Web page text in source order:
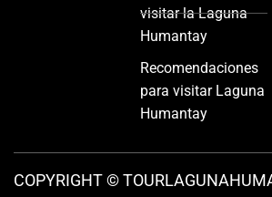
visitar la Laguna
Humantay
Recomendaciones
para visitar Laguna
Humantay
COPYRIGHT ©